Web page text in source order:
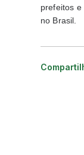
prefeitos
no Brasil.